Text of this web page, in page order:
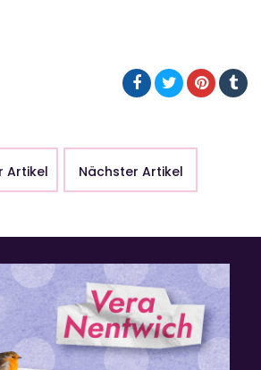
Artikel Nächster Artikel